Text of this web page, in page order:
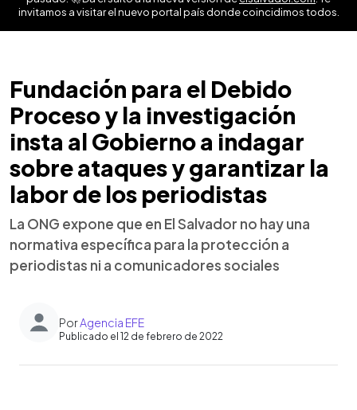
invitamos a visitar el nuevo portal país donde coincidimos todos.
Fundación para el Debido
Proceso y la investigación
insta al Gobierno a indagar
sobre ataques y garantizar la
labor de los periodistas
La ONG expone que en El Salvador no hay una
normativa específica para la protección a
periodistas ni a comunicadores sociales
PorAgencia EFE
Publicado el 12 de febrero de 2022